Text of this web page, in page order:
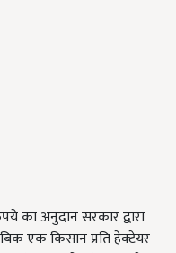
का अनुदान सरकार द्वारा
एक किसान प्रति हेक्टेयर